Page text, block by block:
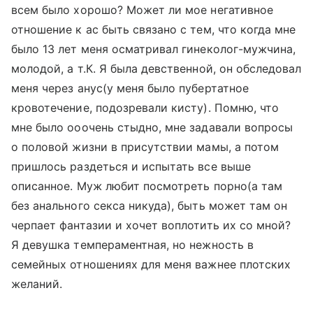
всем было хорошо? Может ли мое негативное
отношение к ас быть связано с тем, что когда мне
было 13 лет меня осматривал гинеколог-мужчина,
молодой, а т.К. Я была девственной, он обследовал
меня через анус(у меня было пубертатное
кровотечение, подозревали кисту). Помню, что
мне было ооочень стыдно, мне задавали вопросы
о половой жизни в присутствии мамы, а потом
пришлось раздеться и испытать все выше
описанное. Муж любит посмотреть порно(а там
без анального секса никуда), быть может там он
черпает фантазии и хочет воплотить их со мной?
Я девушка темпераментная, но нежность в
семейных отношениях для меня важнее плотских
желаний.